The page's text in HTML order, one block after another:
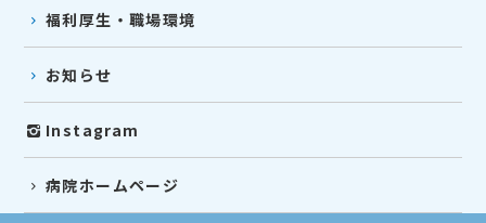
福利厚生・職場環境
お知らせ
Instagram
病院ホームページ